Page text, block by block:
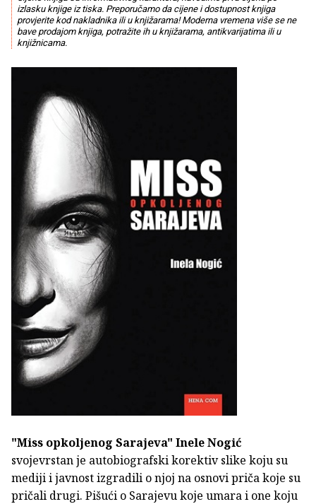
izlasku knjige iz tiska. Preporučamo da cijene i dostupnost knjiga
provjerite kod nakladnika ili u knjižarama! Moderna vremena više se ne
bave prodajom knjiga, potražite ih u knjižarama, antikvarijatima ili u
knjižnicama.
"Miss opkoljenog Sarajeva" Inele Nogić
svojevrstan je autobiografski korektiv slike koju su
mediji i javnost izgradili o njoj na osnovi priča koje su
pričali drugi. Pišući o Sarajevu koje umara i one koju